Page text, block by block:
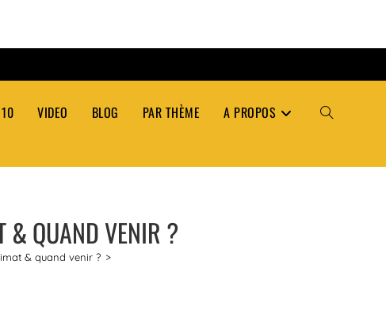
VIDEO BLOG PAR THÈME A PROPOS TOGGLE
& QUAND VENIR ?
& quand venir ? >